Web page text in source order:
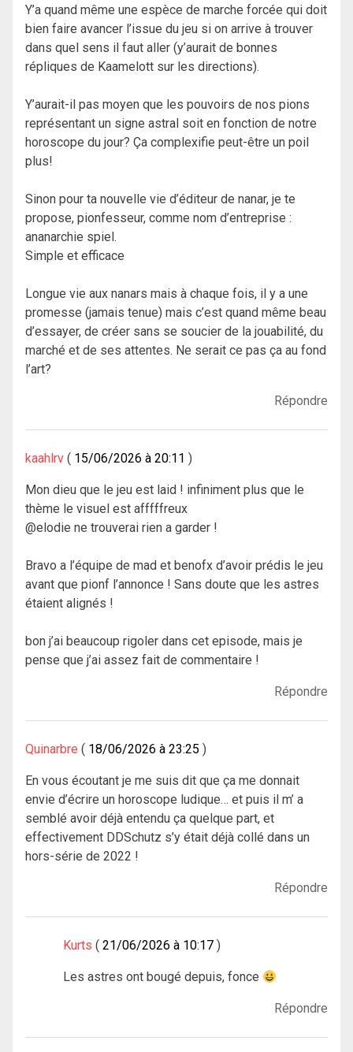
Y’a quand même une espèce de marche forcée qui doit
bien faire avancer l’issue du jeu si on arrive à trouver
dans quel sens il faut aller (y’aurait de bonnes
répliques de Kaamelott sur les directions).
Y’aurait-il pas moyen que les pouvoirs de nos pions
représentant un signe astral soit en fonction de notre
horoscope du jour? Ça complexifie peut-être un poil
plus!
Sinon pour ta nouvelle vie d’éditeur de nanar, je te
propose, pionfesseur, comme nom d’entreprise :
ananarchie spiel.
Simple et efficace
Longue vie aux nanars mais à chaque fois, il y a une
promesse (jamais tenue) mais c’est quand même beau
d’essayer, de créer sans se soucier de la jouabilité, du
marché et de ses attentes. Ne serait ce pas ça au fond
l’art?
Répondre
kaahlrv 15/06/2026 à 20:11
Mon dieu que le jeu est laid ! infiniment plus que le
thème le visuel est afffffreux
@elodie ne trouverai rien a garder !
Bravo a l’équipe de mad et benofx d’avoir prédis le jeu
avant que pionf l’annonce ! Sans doute que les astres
étaient alignés !
bon j’ai beaucoup rigoler dans cet episode, mais je
pense que j’ai assez fait de commentaire !
Répondre
Quinarbre 18/06/2026 à 23:25
En vous écoutant je me suis dit que ça me donnait
envie d’écrire un horoscope ludique… et puis il m’ a
semblé avoir déjà entendu ça quelque part, et
effectivement DDSchutz s’y était déjà collé dans un
hors-série de 2022 !
Répondre
Kurts 21/06/2026 à 10:17
Les astres ont bougé depuis, fonce
Répondre